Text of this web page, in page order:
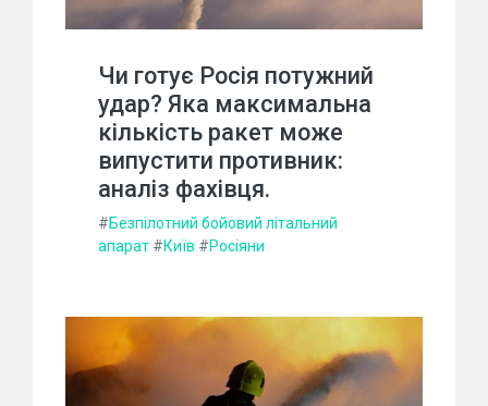
Чи готує Росія потужний
удар? Яка максимальна
кількість ракет може
випустити противник:
аналіз фахівця.
#Безпілотний бойовий літальний
апарат #Київ #Росіяни